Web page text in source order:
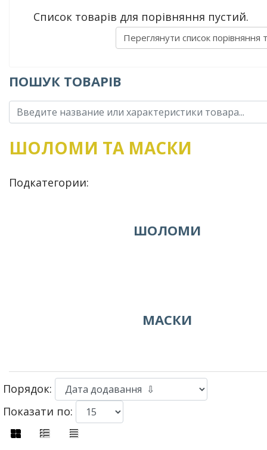
Список товарів для порівняння пустий.
Переглянути список порівняння
ПОШУК ТОВАРІВ
ШОЛОМИ ТА МАСКИ
Подкатегории:
ШОЛОМИ
МАСКИ
Порядок:
Показати по: